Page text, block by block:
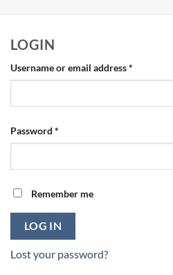
LOGIN
Username or email address*
Password *
Remember me
LOG IN
Lost your password?